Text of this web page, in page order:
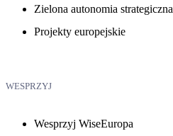
Zielona autonomia strategiczna
Projekty europejskie
WESPRZYJ
Wesprzyj WiseEuropa